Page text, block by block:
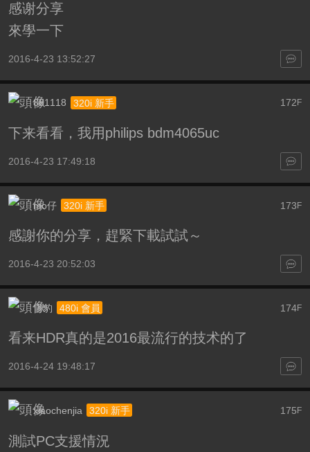
感谢分享
來學一下
2016-4-23 13:52:27
172 F
881118 320i 新手
下来看看，我用philips bdm4065uc
2016-4-23 17:49:18
173F
mo仔 320i 新手
感謝你的分享，趕緊下載試試～
2016-4-23 20:52:03
174F
雪豹 480i 會員
看来HDR真的是2016最流行的技术的了
2016-4-24 19:48:17
175F
xiaochenjia 320i 新手
測試PC支援情況